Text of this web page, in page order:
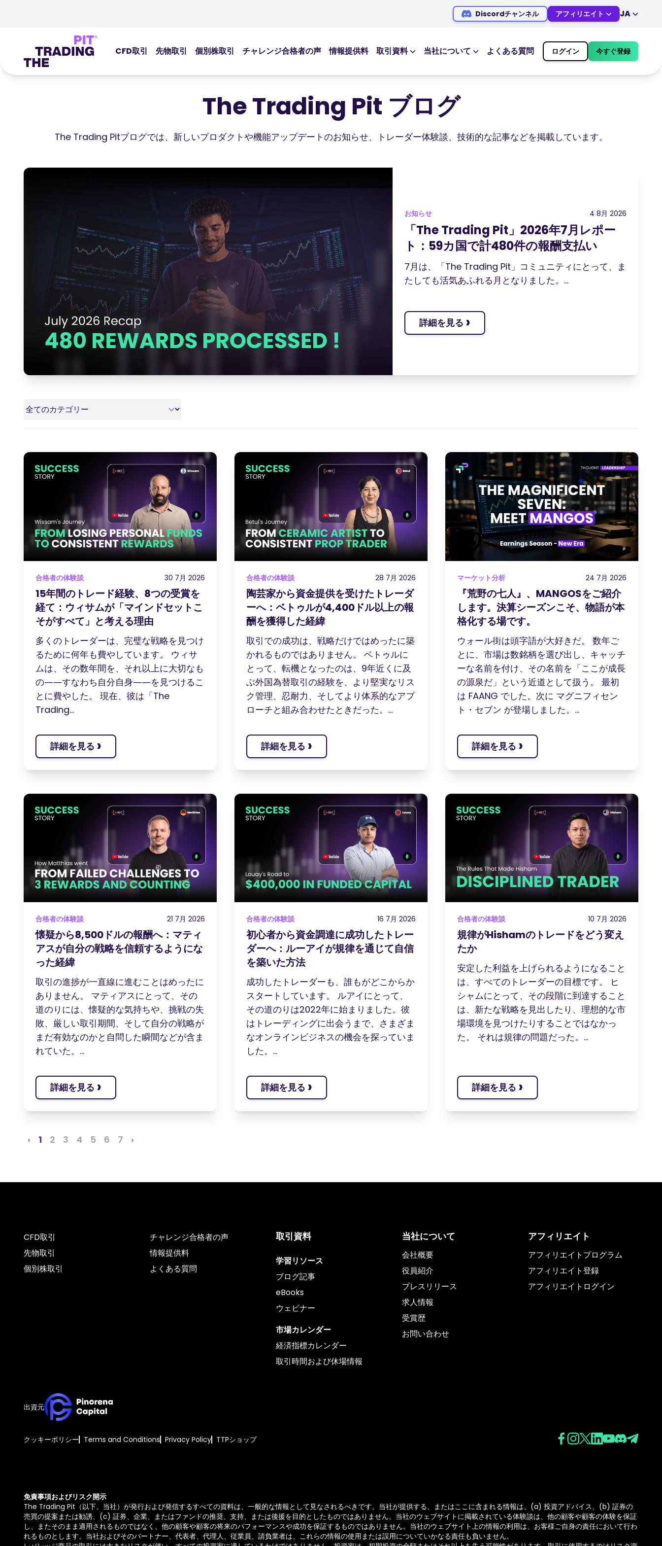
Discordチャンネル アフィリエイト JA
EN
DE
MS
ZH
JA
AR
CFD取引 先物取引 個別株取引 チャレンジ合格者の声 情報提供料
取引資料
eBooks
当社について よくある質問 ログイン 今すぐ登録
The Trading Pit ブログ
The Trading Pitブログでは、新しいプロダクトや機能アップデートのお知らせ、トレーダー体験談、技術的な記事などを掲載しています。
お知らせ 4 8月 2026
「The Trading Pit」2026年7月レポー
ト：59カ国で計480件の報酬支払い
7月は、「The Trading Pit」コミュニティにとって、ま
たしても活気あふれる月となりました。...
詳細を見る ›
合格者の体験談 30 7月 2026
15年間のトレード経験、8つの受賞を
経て：ウィサムが「マインドセットこ
そがすべて」と考える理由
多くのトレーダーは、完璧な戦略を見つけ
るために何年も費やしています。 ウィサ
ムは、その数年間を、それ以上に大切なも
の――すなわち自分自身――を見つけるこ
とに費やした。 現在、彼は「The
Trading...
詳細を見る ›
合格者の体験談 28 7月 2026
陶芸家から資金提供を受けたトレーダ
ーへ：ベトゥルが4,400ドル以上の報
酬を獲得した経緯
取引での成功は、戦略だけではめったに築
かれるものではありません。 ベトゥルに
とって、転機となったのは、9年近くに及
ぶ外国為替取引の経験を、より堅実なリス
ク管理、忍耐力、そしてより体系的なアプ
ローチと組み合わせたときだった。...
詳細を見る ›
マーケット分析 24 7月 2026
『荒野の七人』、MANGOSをご紹介
します。決算シーズンこそ、物語が本
格化する場です。
ウォール街は頭字語が大好きだ。 数年ご
とに、市場は数銘柄を選び出し、キャッチ
ーな名前を付け、その名前を「ここが成長
の源泉だ」という近道として扱う。 最初
は FAANG でした。次に マグニフィセン
ト・セブン が登場しました。...
詳細を見る ›
合格者の体験談 21 7月 2026
懐疑から8,500ドルの報酬へ：マティ
アスが自分の戦略を信頼するようにな
った経緯
取引の進捗が一直線に進むことはめったに
ありません。 マティアスにとって、その
道のりには、懐疑的な気持ちや、挑戦の失
敗、厳しい取引期間、そして自分の戦略が
まだ有効なのかと自問した瞬間などが含ま
れていた。...
詳細を見る ›
合格者の体験談 16 7月 2026
初心者から資金調達に成功したトレー
ダーへ：ルーアイが規律を通じて自信
を築いた方法
成功したトレーダーも、誰もがどこからか
スタートしています。 ルアイにとって、
その道のりは2022年に始まりました。彼
はトレーディングに出会うまで、さまざま
なオンラインビジネスの機会を探っていま
した。...
詳細を見る ›
合格者の体験談 10 7月 2026
規律がHishamのトレードをどう変え
たか
安定した利益を上げられるようになること
は、すべてのトレーダーの目標です。 ヒ
シャムにとって、その段階に到達すること
は、新たな戦略を見出したり、理想的な市
場環境を見つけたりすることではなかっ
た。 それは規律の問題だった。...
詳細を見る ›
‹ 1 2 3 4 5 6 7 ›
CFD取引
先物取引
個別株取引
チャレンジ合格者の声
情報提供料
よくある質問
取引資料
学習リソース
ブログ記事
eBooks
ウェビナー
市場カレンダー
経済指標カレンダー
取引時間および休場情報
当社について
会社概要
役員紹介
プレスリリース
求人情報
受賞歴
お問い合わせ
アフィリエイト
アフィリエイトプログラム
アフィリエイト登録
アフィリエイトログイン
出資元
クッキーポリシー Terms and Conditions Privacy Policy TTPショップ
免責事項およびリスク開示
The Trading Pit（以下、当社）が発行および発信するすべての資料は、一般的な情報として見なされるべきです。当社が提供する、またはここに含まれる情報は、(a) 投資アドバイス、(b) 証券の
売買の提案または勧誘、(c) 証券、企業、またはファンドの推奨、支持、または後援を目的としたものではありません。当社のウェブサイトに掲載されている体験談は、他の顧客や顧客の体験を保証
し、またそのまま適用されるものではなく、他の顧客や顧客の将来のパフォーマンスや成功を保証するものではありません。当社のウェブサイト上の情報の利用は、お客様ご自身の責任において行わ
れるものとします。当社およびそのパートナー、代表者、代理人、従業員、請負業者は、これらの情報の使用または誤用についていかなる責任も負いません。